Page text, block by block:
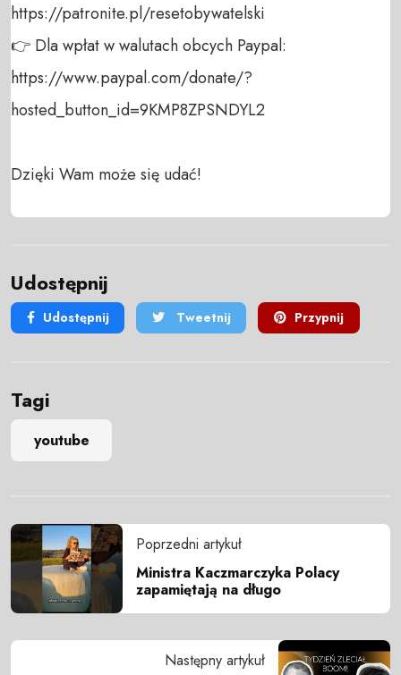
https://patronite.pl/resetobywatelski
👉 Dla wpłat w walutach obcych Paypal:
https://www.paypal.com/donate/?
hosted_button_id=9KMP8ZPSNDYL2
Dzięki Wam może się udać!
Udostępnij
Udostępnij Tweetnij Przypnij
Tagi
youtube
Poprzedni artykuł
Ministra Kaczmarczyka Polacy
zapamiętają na długo
Następny artykuł